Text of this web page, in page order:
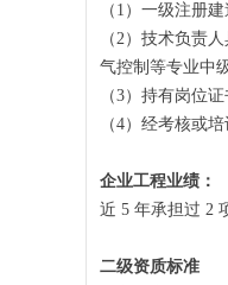
（1）一级注册
（2）技术负责
气控制等专业中
（3）持有岗位
（4）经考核或
企业工程业绩：
近 5 年承担过 2
二级资质标准